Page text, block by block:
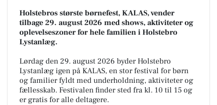
Holstebros største børnefest, KALAS, vender
tilbage 29. august 2026 med shows, aktiviteter og
oplevelseszoner for hele familien i Holstebro
Lystanlæg.
Lørdag den 29. august 2026 byder Holstebro
Lystanlæg igen på KALAS, en stor festival for børn
og familier fyldt med underholdning, aktiviteter og
fællesskab. Festivalen finder sted fra kl. 10 til 15 og
er gratis for alle deltagere.